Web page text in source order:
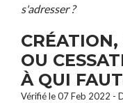
s'adresser ?
OU
À QUI
Vérifié le 07 Feb 2022 -